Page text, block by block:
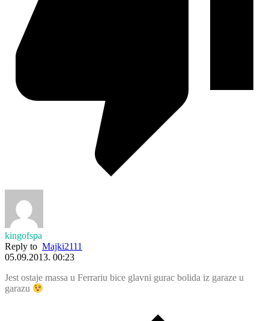
kingofspa
Reply to Majki2111
05.09.2013. 00:23
Jest ostaje massa u Ferrariu bice glavni gurac bolida iz garaze u
garazu